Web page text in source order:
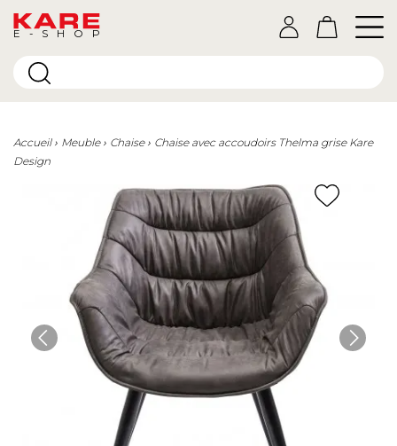
E-SHOP
Accueil Meuble Chaise
Chaise avec accoudoirs Thelma grise Kare
Design